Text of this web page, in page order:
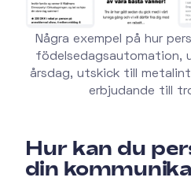
Några exempel på hur
födelsedagsautomation,
årsdag, utskick till
erbjudande till
Hur kan du
din